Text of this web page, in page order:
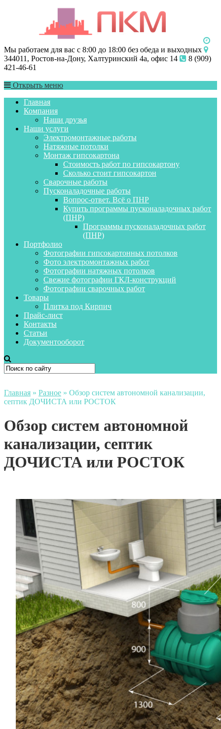
Мы работаем для вас с 8:00 до 18:00 без обеда и выходных
344011, Ростов-на-Дону, Халтуринский 4а, офис 14
8 (909)
421-46-61
Открыть меню
Главная
Компания
Наши друзья
Наши услуги
Электромонтажные работы
Натяжные потолки
Монтаж гипсокартона
Стоимость работ по гипсокартону
Сколько стоит гипсокартон
Сварочные работы
Пусконаладочные работы
Вопрос-ответ. Всё о ПНР
Купить программы пусконаладочных работ
(ПНР)
Программы пусконаладочных работ
(ПНР)
Портфолио
Фотографии гипсокартонных потолков
Фото электромонтажных работ
Фотографии натяжных потолков
Свежие фотографии ГКЛ-конструкций
Фотографии сварочных работ
Товары
Плитка под Кирпич
Прайс-лист
Контакты
Статьи
Документооборот
Главная » Разное » Обзор систем автономной канализации,
септик ДОЧИСТА или РОСТОК
Обзор систем автономной
канализации, септик
ДОЧИСТА или РОСТОК